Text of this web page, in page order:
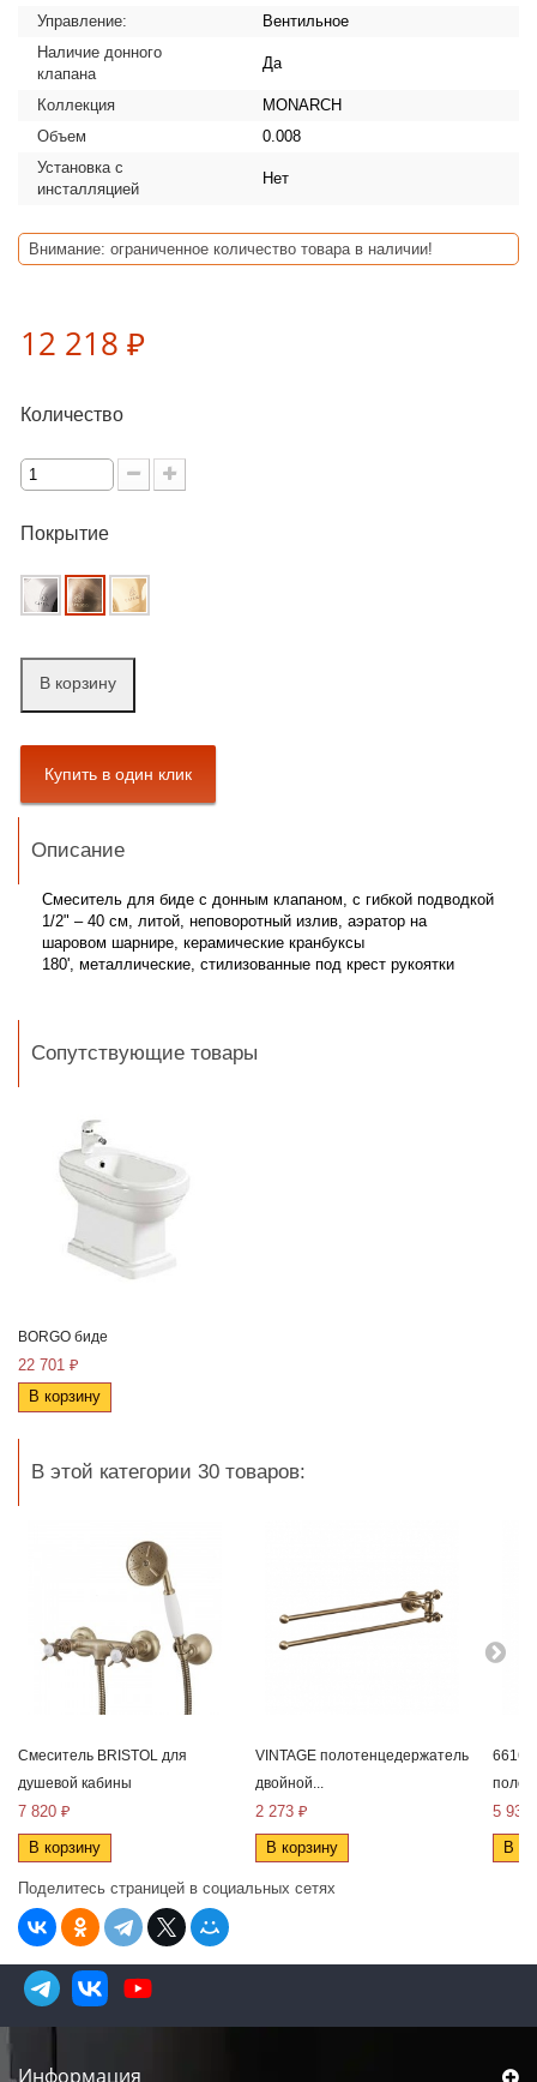
Управление:
Вентильное
Наличие донного
клапана
Да
Коллекция
MONARCH
Объем
0.008
Установка с
инсталляцией
Нет
Внимание: ограниченное количество товара в наличии!
12 218 ₽
Количество
Покрытие
В корзину
Описание
Cмеситель для биде с донным клапаном, с гибкой подводкой
1/2" – 40 см, литой, неповоротный излив, аэратор на
шаровом шарнире, керамические кранбуксы
180', металлические, стилизованные под крест рукоятки
Сопутствующие товары
BORGO биде
22 701 ₽
В корзину
В этой категории 30 товаров:
Смеситель BRISTOL для
душевой кабины
7 820 ₽
В корзину
VINTAGE полотенцедержатель
двойной...
2 273 ₽
В корзину
6616
5 933
В
Поделитесь страницей в социальных сетях
Информация